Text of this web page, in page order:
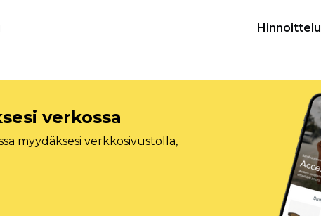
Hinnoittelu
verkossa
myydäksesi verkkosivustolla,